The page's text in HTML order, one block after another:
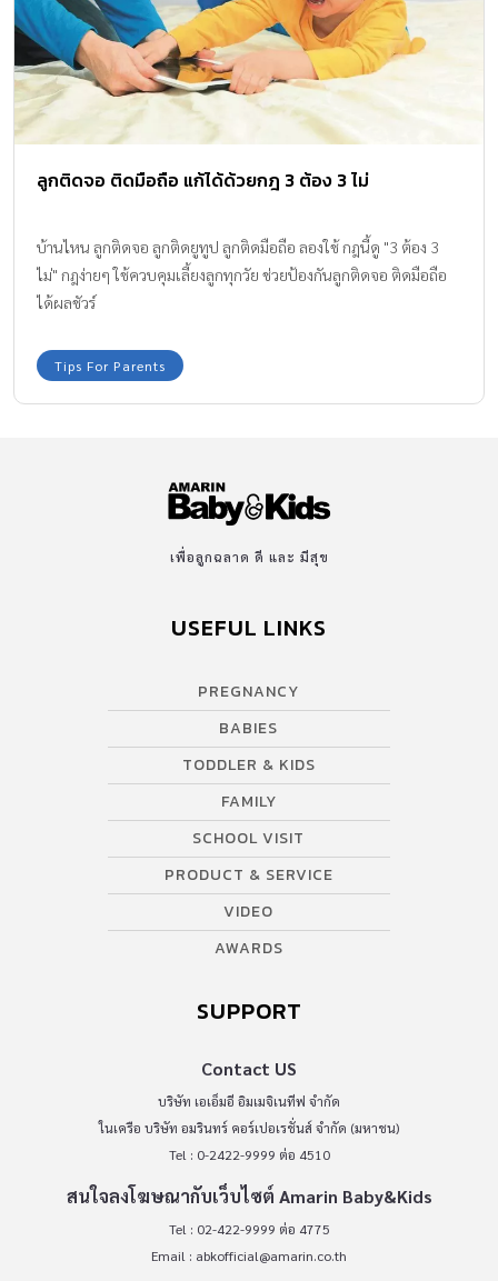
ลูกติดจอ ติดมือถือ แก้ได้ด้วยกฎ 3 ต้อง 3 ไม่
บ้านไหน ลูกติดจอ ลูกติดยูทูป ลูกติดมือถือ ลองใช้ กฎนี้ดู "3 ต้อง 3
ไม่" กฎง่ายๆ ใช้ควบคุมเลี้ยงลูกทุกวัย ช่วยป้องกันลูกติดจอ ติดมือถือ
ได้ผลชัวร์
Tips For Parents
เพื่อลูกฉลาด ดี และ มีสุข
USEFUL LINKS
PREGNANCY
BABIES
TODDLER & KIDS
FAMILY
SCHOOL VISIT
PRODUCT & SERVICE
VIDEO
AWARDS
SUPPORT
Contact US
บริษัท เอเอ็มอี อิมเมจิเนทีฟ จำกัด
ในเครือ บริษัท อมรินทร์ คอร์เปอเรชั่นส์ จำกัด (มหาชน)
Tel : 0-2422-9999 ต่อ 4510
สนใจลงโฆษณากับเว็บไซต์ Amarin Baby&Kids
Tel : 02-422-9999 ต่อ 4775
Email : abkofficial@amarin.co.th